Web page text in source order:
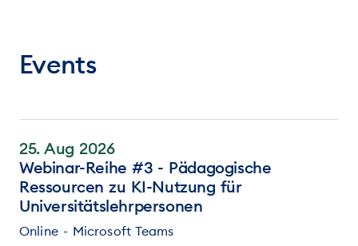
Events
25. Aug 2026
Webinar-Reihe #3 - Pädagogische
Ressourcen zu KI-Nutzung für
Universitätslehrpersonen
Online - Microsoft Teams